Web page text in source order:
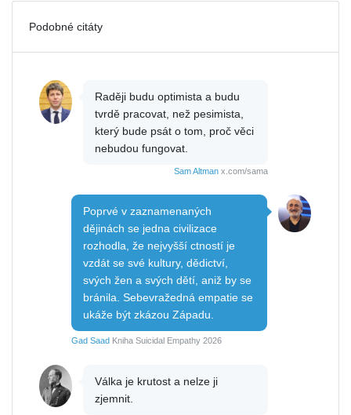
Podobné citáty
Raději budu optimista a budu
tvrdě pracovat, než pesimista,
který bude psát o tom, proč věci
nebudou fungovat.
Sam Altman x.com/sama
Poprvé v zaznamenaných
dějinách se jedna civilizace
rozhodla, že nejvyšší ctností je
vzdát se své kultury, dědictví,
svých žen a svých dětí, aniž by se
bránila. Sebevražedná empatie se
ukáže být zkázou Západu.
Gad Saad Kniha Suicidal Empathy 2026
Válka je krutost a nelze ji
zjemnit.